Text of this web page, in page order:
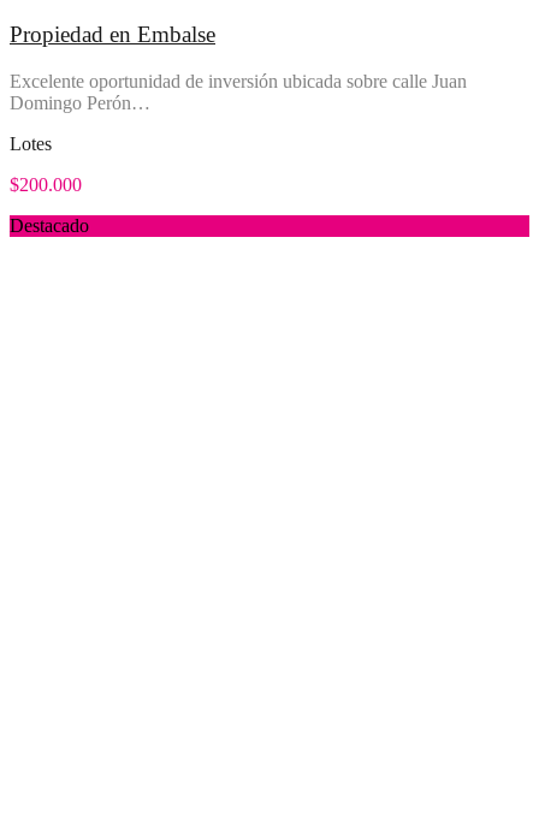
Propiedad en Embalse
Excelente oportunidad de inversión ubicada sobre calle Juan
Domingo Perón…
Lotes
$200.000
Destacado